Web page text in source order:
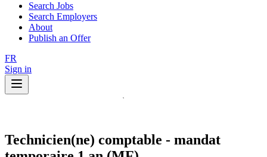
Search Jobs
Search Employers
About
Publish an Offer
FR
Sign in
Technicien(ne) comptable - mandat